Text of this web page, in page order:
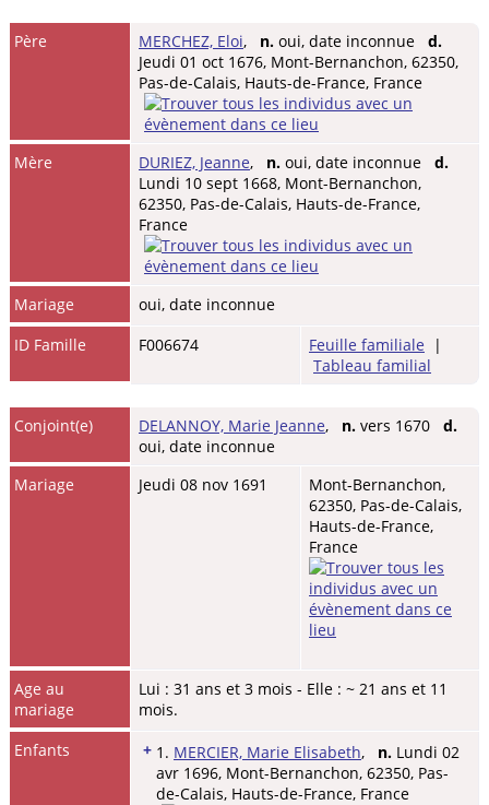
Père MERCHEZ, Eloi, n. oui, date inconnue d.
Jeudi 01 oct 1676, Mont-Bernanchon, 62350,
Pas-de-Calais, Hauts-de-France, France
Mère DURIEZ, Jeanne, n. oui, date inconnue d.
Lundi 10 sept 1668, Mont-Bernanchon,
62350, Pas-de-Calais, Hauts-de-France,
France
Mariage
oui, date inconnue
ID Famille
F006674 Feuille familiale |
Tableau familial
Conjoint(e) DELANNOY, Marie Jeanne, n. vers 1670 d.
oui, date inconnue
Mariage
Jeudi 08 nov 1691
Mont-Bernanchon,
62350, Pas-de-Calais,
Hauts-de-France,
France
Age au
mariage
Lui : 31 ans et 3 mois - Elle : ~ 21 ans et 11
mois.
Enfants
+ 1. MERCIER, Marie Elisabeth, n. Lundi 02
avr 1696, Mont-Bernanchon, 62350, Pas-
de-Calais, Hauts-de-France, France